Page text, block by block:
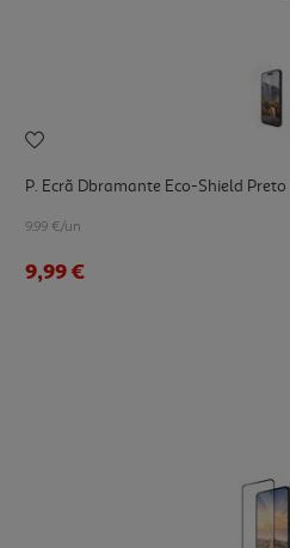
P. Ecrã Dbramante Eco-Shield Preto
9.99 €/un
9,99 €